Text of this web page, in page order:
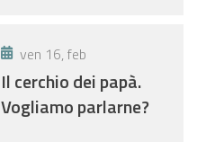
ven 16, feb
Il cerchio dei papà.
Vogliamo parlarne?